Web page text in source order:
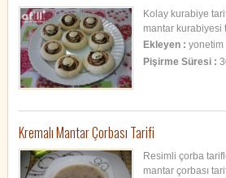
Kolay kurabiye
mantar kurabiyesi
hakkında pratik tarif.
Ekleyen : yonetim
Pişirme Süresi :
Kremalı Mantar Çorbası Tarifi
Resimli çorba
mantar çorbası